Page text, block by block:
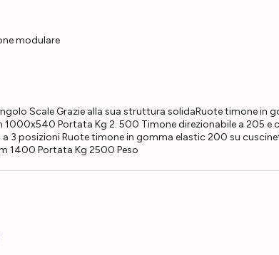
modulare
Scale Grazie alla sua struttura solidaRuote timone in
Portata Kg 2. 500 Timone direzionabile a 205 e
3 posizioni Ruote timone in gomma elastic 200 su
1400 Portata Kg 2500 Peso